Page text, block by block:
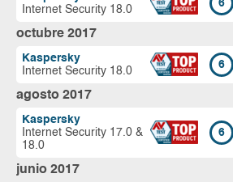
Internet Security 18.0
6
octubre 2017
Kaspersky
Internet Security 18.0
6
agosto 2017
Kaspersky
Internet Security 17.0 &
18.0
6
junio 2017